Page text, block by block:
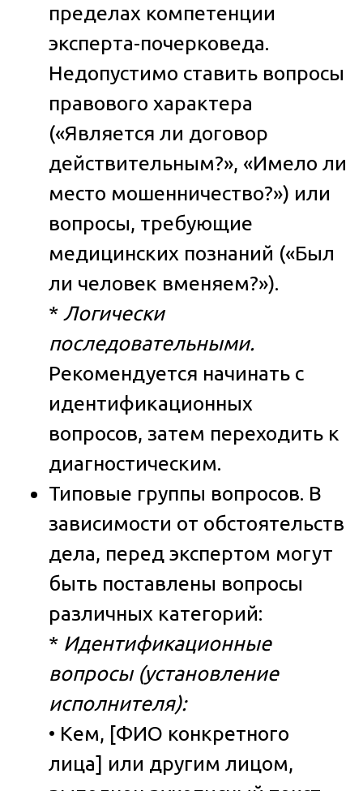
пределах компетенции
эксперта-почерковеда.
Недопустимо ставить вопросы
правового характера
(«Является ли договор
действительным?», «Имело ли
место мошенничество?») или
вопросы, требующие
медицинских познаний («Был
ли человек вменяем?»).
* Логически
последовательными.
Рекомендуется начинать с
идентификационных
вопросов, затем переходить к
диагностическим.
Типовые группы вопросов. В
зависимости от обстоятельств
дела, перед экспертом могут
быть поставлены вопросы
различных категорий:
* Идентификационные
вопросы (установление
исполнителя):
• Кем, [ФИО конкретного
лица] или другим лицом,